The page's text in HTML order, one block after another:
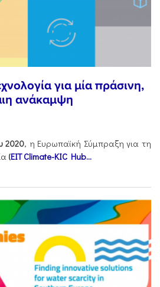
για μία πράσινη,
ανάκαμψη
2020, η Ευρωπαϊκή Σύμπραξη για τη
(EIT Climate-KIC Hub...